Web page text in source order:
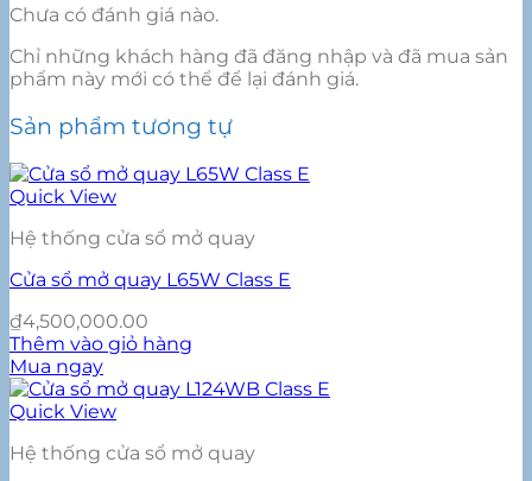
Chưa có đánh giá nào.
Chỉ những khách hàng đã đăng nhập và đã mua sản
phẩm này mới có thể để lại đánh giá.
Sản phẩm tương tự
Quick View
Hệ thống cửa sổ mở quay
Cửa sổ mở quay L65W Class E
₫4,500,000.00
Thêm vào giỏ hàng
Mua ngay
Quick View
Hệ thống cửa sổ mở quay